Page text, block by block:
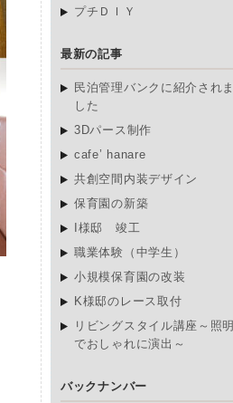
プチＤＩＹ
最新の記事
民泊管理バンクに紹介されま
した
3Dパース制作
cafe’ hanare
共創空間内装デザイン
保育園の新築
I様邸 竣工
職業体験（中学生）
小規模保育園の改装
K様邸のレース取付
リビングスタイル講座～照明
でおしゃれに演出～
バックナンバー